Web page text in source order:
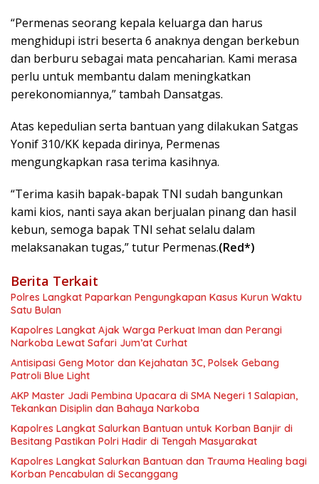
“Permenas seorang kepala keluarga dan harus
menghidupi istri beserta 6 anaknya dengan berkebun
dan berburu sebagai mata pencaharian. Kami merasa
perlu untuk membantu dalam meningkatkan
perekonomiannya,” tambah Dansatgas.
Atas kepedulian serta bantuan yang dilakukan Satgas
Yonif 310/KK kepada dirinya, Permenas
mengungkapkan rasa terima kasihnya.
“Terima kasih bapak-bapak TNI sudah bangunkan
kami kios, nanti saya akan berjualan pinang dan hasil
kebun, semoga bapak TNI sehat selalu dalam
melaksanakan tugas,” tutur Permenas.(Red*)
Berita Terkait
Polres Langkat Paparkan Pengungkapan Kasus Kurun Waktu
Satu Bulan
Kapolres Langkat Ajak Warga Perkuat Iman dan Perangi
Narkoba Lewat Safari Jum’at Curhat
Antisipasi Geng Motor dan Kejahatan 3C, Polsek Gebang
Patroli Blue Light
AKP Master Jadi Pembina Upacara di SMA Negeri 1 Salapian,
Tekankan Disiplin dan Bahaya Narkoba
Kapolres Langkat Salurkan Bantuan untuk Korban Banjir di
Besitang Pastikan Polri Hadir di Tengah Masyarakat
Kapolres Langkat Salurkan Bantuan dan Trauma Healing bagi
Korban Pencabulan di Secanggang